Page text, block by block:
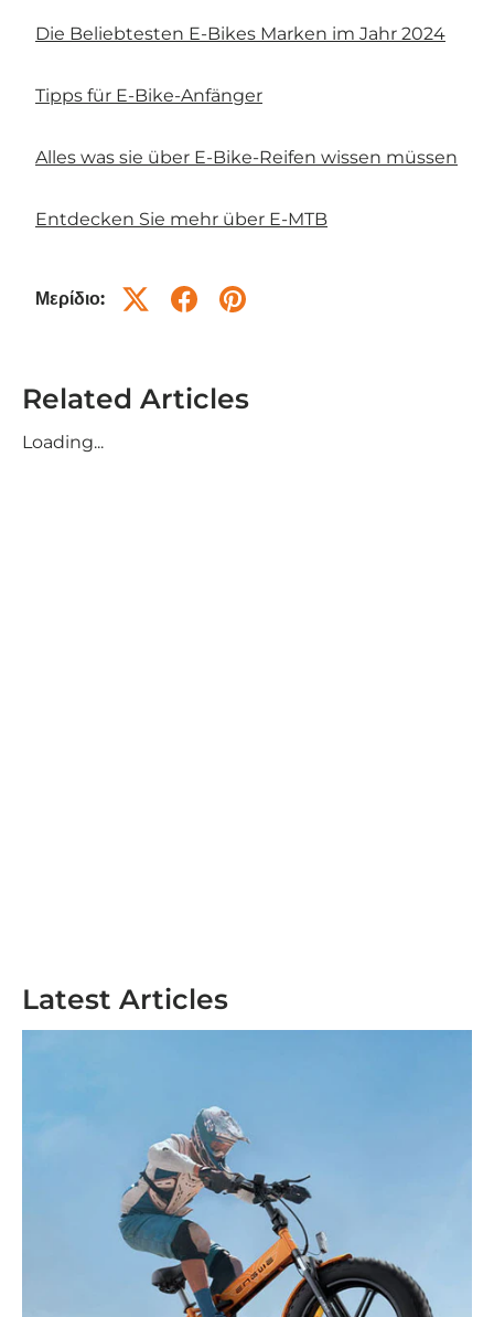
Die Beliebtesten E-Bikes Marken im Jahr 2024
Tipps für E-Bike-Anfänger
Alles was sie über E-Bike-Reifen wissen müssen
Entdecken Sie mehr über E-MTB
Μερίδιο:
Latest Articles
Related Articles
Loading...